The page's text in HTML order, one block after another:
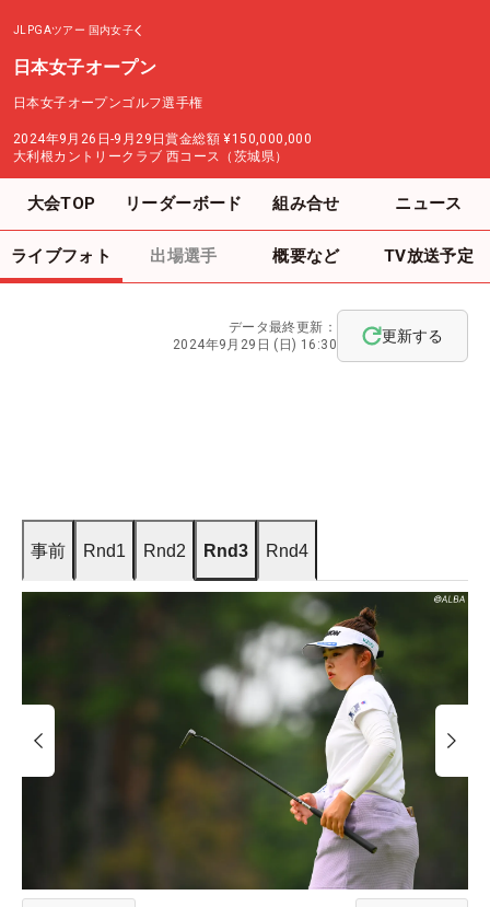
JLPGAツアー 国内女子
日本女子オープン
日本女子オープンゴルフ選手権
2024年9月26日-9月29日賞金総額 ¥150,000,000
大利根カントリークラブ 西コース（茨城県）
大会TOP リーダーボード 組み合せ ニュース
ライブフォト 出場選手 概要など TV放送予定
データ最終更新：
2024年9月29日 (日) 16:30
更新する
事前 Rnd1 Rnd2 Rnd3 Rnd4